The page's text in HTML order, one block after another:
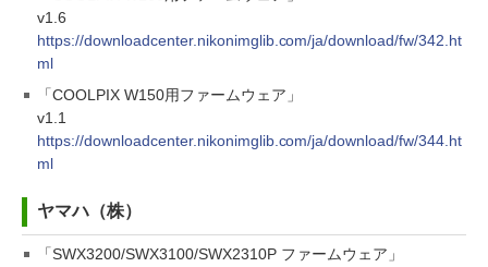
v1.6
https://downloadcenter.nikonimglib.com/ja/download/fw/342.ht
ml
「COOLPIX W150用ファームウェア」
v1.1
https://downloadcenter.nikonimglib.com/ja/download/fw/344.ht
ml
ヤマハ（株）
「SWX3200/SWX3100/SWX2310P ファームウェア」